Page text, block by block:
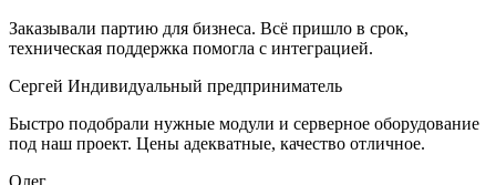
Заказывали партию для бизнеса. Всё пришло в срок,
техническая поддержка помогла с интеграцией.
Сергей Индивидуальный предприниматель
Быстро подобрали нужные модули и серверное оборудование
под наш проект. Цены адекватные, качество отличное.
Олег